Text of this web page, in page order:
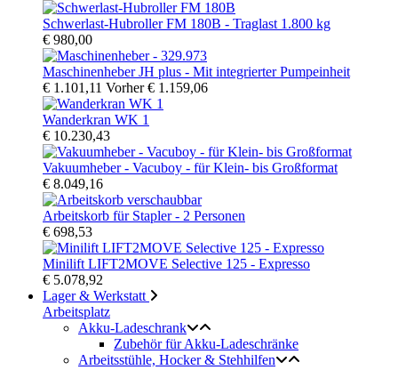
Schwerlast-Hubroller FM 180B - Traglast 1.800 kg
€ 980,00
Maschinenheber JH plus - Mit integrierter Pumpeinheit
€ 1.101,11 Vorher€ 1.159,06
Wanderkran WK 1
€ 10.230,43
Vakuumheber - Vacuboy - für Klein- bis Großformat
€ 8.049,16
Arbeitskorb für Stapler - 2 Personen
€ 698,53
Minilift LIFT2MOVE Selective 125 - Expresso
€ 5.078,92
Lager & Werkstatt
Arbeitsplatz
Akku-Ladeschrank
Zubehör für Akku-Ladeschränke
Arbeitsstühle, Hocker & Stehhilfen